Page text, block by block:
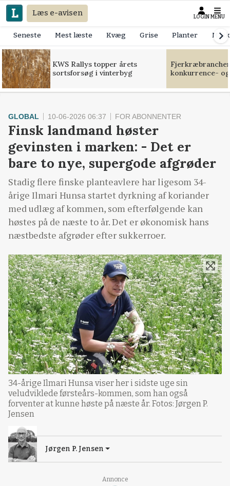
Læs e-avisen LOGIN MENU
Seneste Mest læste Kvæg Grise Planter
KWS Rallys topper årets
sortsforsøg i vinterbyg
konkurrence-
Annonce
GLOBAL 10-06-2026 06:37 FOR ABONNENTER
Finsk landmand høster
gevinsten i marken: - Det er
bare to nye, supergode afgrøder
Stadig flere finske planteavlere har ligesom 34-
årige Ilmari Hunsa startet dyrkning af koriander
med udlæg af kommen, som efterfølgende kan
høstes på de næste to år. Det er økonomisk hans
næstbedste afgrøder efter sukkerroer.
34-årige Ilmari Hunsa viser her i sidste uge sin
veludviklede førsteårs-kommen, som han også
forventer at kunne høste på næste år. Fotos: Jørgen P.
Jensen
Jørgen P. Jensen